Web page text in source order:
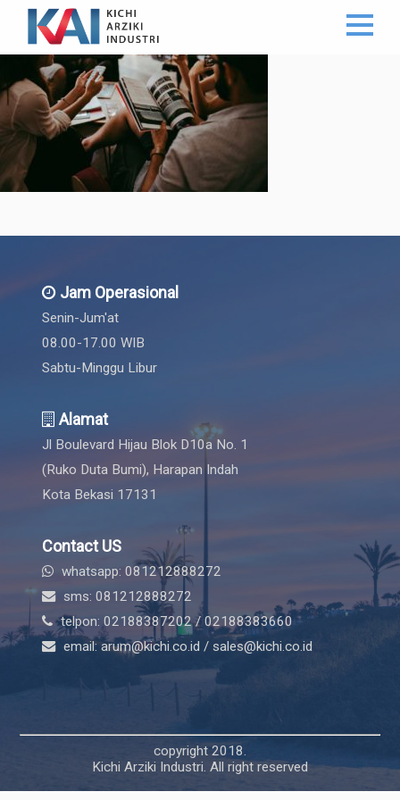
Jam Operasional
Senin-Jum'at
08.00-17.00 WIB
Sabtu-Minggu Libur
Alamat
Jl Boulevard Hijau Blok D10a No. 1
(Ruko Duta Bumi), Harapan Indah
Kota Bekasi 17131
Contact US
whatsapp: 081212888272
sms: 081212888272
telpon: 02188387202 / 02188383660
email: arum@kichi.co.id / sales@kichi.co.id
copyright 2018.
Kichi Arziki Industri. All right reserved